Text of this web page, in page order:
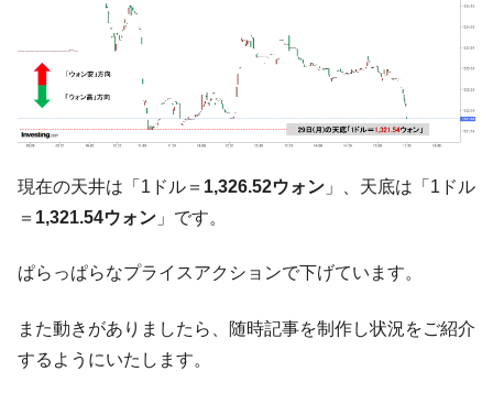
『Money1』
韓国･警察職員が「丸刈りになって抗議活
動」
『Money1』
中国だけが鉄鋼輸出を異常増加させる ⇒ 中
国の過剰生産が世界を蝕む。
『Money1』
韓国製造業「半導体絶好調」のウラで他業
『Money1』
【米韓激突案件】韓国消費者院が『クーパ
ン』1人当たり賠償10万ウォンを認定 ⇒ 総額3兆7,000億
『Money1』 韓国で猛暑。南東部では干ばつ
「KDDX」1番艦、2032年竣工と公示
『Money1』
【対日本円】ウォン安が急進！ 日米の協調
現在の天井は「1ドル＝ 1,326.52ウォン 」、天底は「1ドル
＝ 1,321.54ウォン 」です。
ぱらっぱらなプライスアクションで下げています。
また動きがありましたら、随時記事を制作し状況をご紹介
するようにいたします。